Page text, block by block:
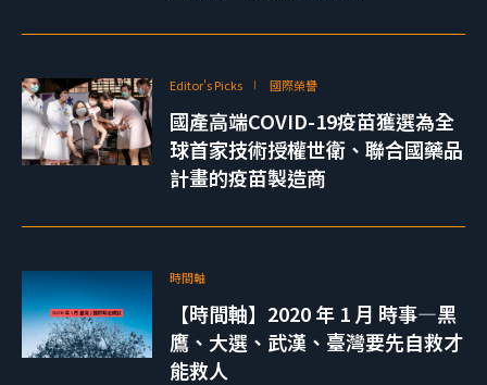
Editor's Picks 國際榮譽
國產高端COVID-19疫苗獲選為全
球首家技術授權世衛、聯合國藥品
計畫的疫苗製造商
時間軸
【時間軸】2020 年 1 月 時事—黑
鷹、大選、武漢、臺灣要先自救才
能救人